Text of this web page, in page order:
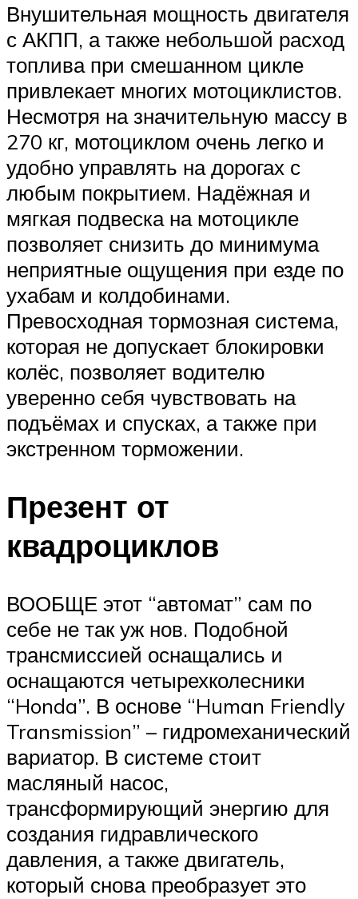
Внушительная мощность двигателя
с АКПП, а также небольшой расход
топлива при смешанном цикле
привлекает многих мотоциклистов.
Несмотря на значительную массу в
270 кг, мотоциклом очень легко и
удобно управлять на дорогах с
любым покрытием. Надёжная и
мягкая подвеска на мотоцикле
позволяет снизить до минимума
неприятные ощущения при езде по
ухабам и колдобинами.
Превосходная тормозная система,
которая не допускает блокировки
колёс, позволяет водителю
уверенно себя чувствовать на
подъёмах и спусках, а также при
экстренном торможении.
Презент от
квадроциклов
ВООБЩЕ этот “автомат” сам по
себе не так уж нов. Подобной
трансмиссией оснащались и
оснащаются четырехколесники
“Honda”. В основе “Human Friendly
Transmission” – гидромеханический
вариатор. В системе стоит
масляный насос,
трансформирующий энергию для
создания гидравлического
давления, а также двигатель,
который снова преобразует это